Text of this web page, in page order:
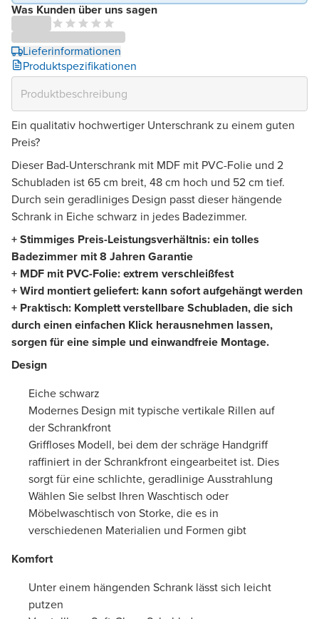
Was Kunden über uns sagen
Lieferinformationen
Produktspezifikationen
Ein qualitativ hochwertiger Unterschrank zu einem guten
Preis?
Dieser Bad-Unterschrank mit MDF mit PVC-Folie und 2
Schubladen ist 65 cm breit, 48 cm hoch und 52 cm tief.
Durch sein geradliniges Design passt dieser hängende
Schrank in Eiche schwarz in jedes Badezimmer.
+ Stimmiges Preis-Leistungsverhältnis: ein tolles
Badezimmer mit 8 Jahren Garantie
+ MDF mit PVC-Folie: extrem verschleißfest
+ Wird montiert geliefert: kann sofort aufgehängt werden
+ Praktisch: Komplett verstellbare Schubladen, die sich
durch einen einfachen Klick herausnehmen lassen,
sorgen für eine simple und einwandfreie Montage.
Design
Eiche schwarz
Modernes Design mit typische vertikale Rillen auf
der Schrankfront
Griffloses Modell, bei dem der schräge Handgriff
raffiniert in der Schrankfront eingearbeitet ist. Dies
sorgt für eine schlichte, geradlinige Ausstrahlung
Wählen Sie selbst Ihren Waschtisch oder
Möbelwaschtisch von Storke, die es in
verschiedenen Materialien und Formen gibt
Komfort
Unter einem hängenden Schrank lässt sich leicht
putzen